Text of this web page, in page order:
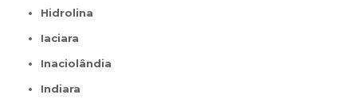
Hidrolina
Iaciara
Inaciolândia
Indiara